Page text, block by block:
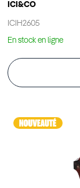
ICI&CO
ICIH2605
En stock en ligne